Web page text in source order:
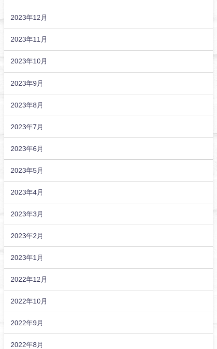
2023年12月
2023年11月
2023年10月
2023年9月
2023年8月
2023年7月
2023年6月
2023年5月
2023年4月
2023年3月
2023年2月
2023年1月
2022年12月
2022年10月
2022年9月
2022年8月